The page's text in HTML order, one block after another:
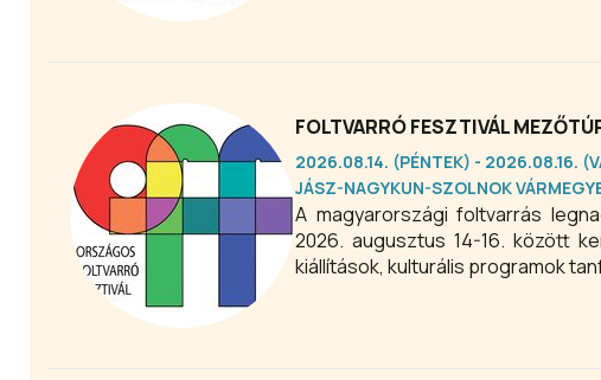
FOLTVARRÓ FESZTIVÁL
2026.08.14. (PÉNTEK) - 2026.08.16.
JÁSZ-NAGYKUN-SZOLNOK
A magyarországi foltvarrás
2026. augusztus 14-16. között
kiállítások, kulturális programok